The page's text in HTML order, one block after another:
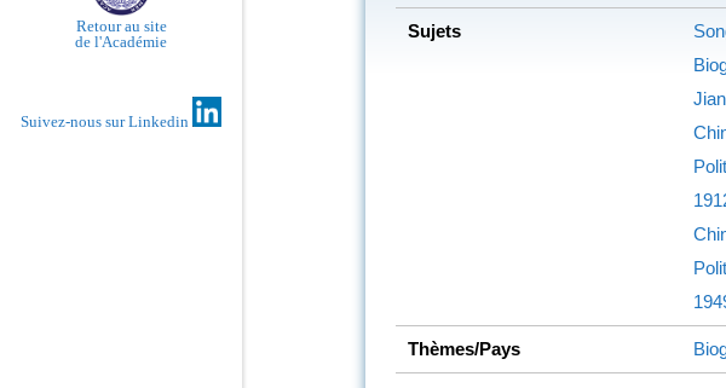
Retour au site
de l'Académie
Suivez-nous sur Linkedin
Sujets
Thèmes/Pays